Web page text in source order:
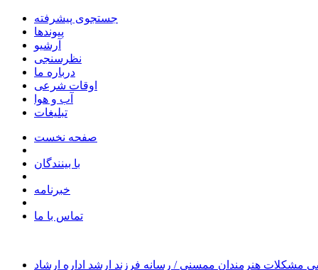
جستجوی پیشرفته
پیوندها
آرشیو
نظرسنجی
درباره ما
اوقات شرعی
آب و هوا
تبلیغات
صفحه نخست
با بینندگان
خبرنامه
تماس با ما
مشکلات هنرمندان ممسنی / رسانه فرزند ارشد اداره ارشاد